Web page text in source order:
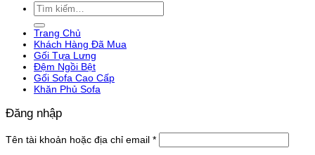
Tìm
kiếm:
Trang Chủ
Khách Hàng Đã Mua
Gối Tựa Lưng
Đệm Ngồi Bệt
Gối Sofa Cao Cấp
Khăn Phủ Sofa
Đăng nhập
Tên tài khoản hoặc địa chỉ email *Bắt
buộc